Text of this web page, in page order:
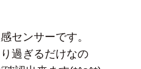
センサーです。
過ぎるだけなの